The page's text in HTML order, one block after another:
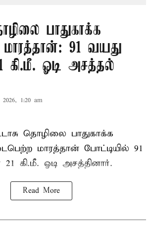
பாதுகாக்க
மாரத்தான்: 91 வயது
கி.மீ. ஓடி அசத்தல்
1:20 am
தொழிலை பாதுகாக்க
மாரத்தான் போட்டியில் 91
21 கி.மீ. ஓடி அசத்தினார்.
Read More